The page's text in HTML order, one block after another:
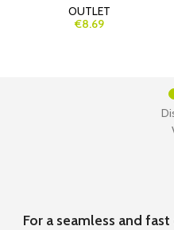
OUTLET
€8.69
For a seamless and